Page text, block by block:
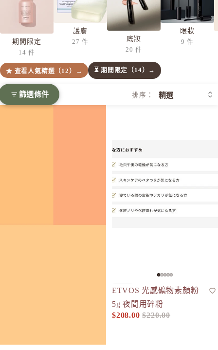
期間限定
14 件
護膚
27 件 底妝
20 件
眼妝
9 件
★ 查看人氣精選（12）→ ⏳ 期間限定（14）→
篩選條件 排序：
-5%
蜜粉
人氣
ETVOS 光感礦物素顏粉
5g 夜間用碎粉
促銷價
$208.00 定價
$220.00